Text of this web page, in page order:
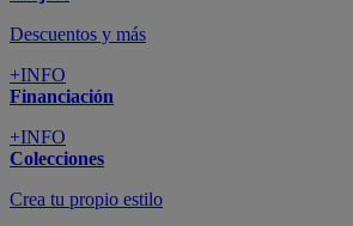
Descuentos y más
+INFO
Financiación
+INFO
Colecciones
Crea tu propio estilo